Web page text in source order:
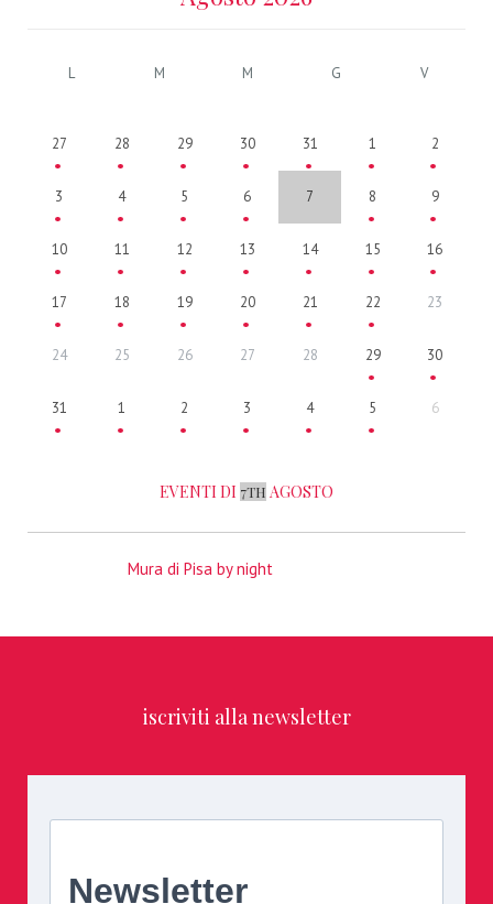
L M M G V
27 28 29 30 31 1 2
3 4 5 6 7 8 9
10 11 12 13 14 15 16
17 18 19 20 21 22 23
24 25 26 27 28 29 30
31 1 2 3 4 5 6
EVENTI DI 7TH AGOSTO
Mura di Pisa by night
iscriviti alla newsletter